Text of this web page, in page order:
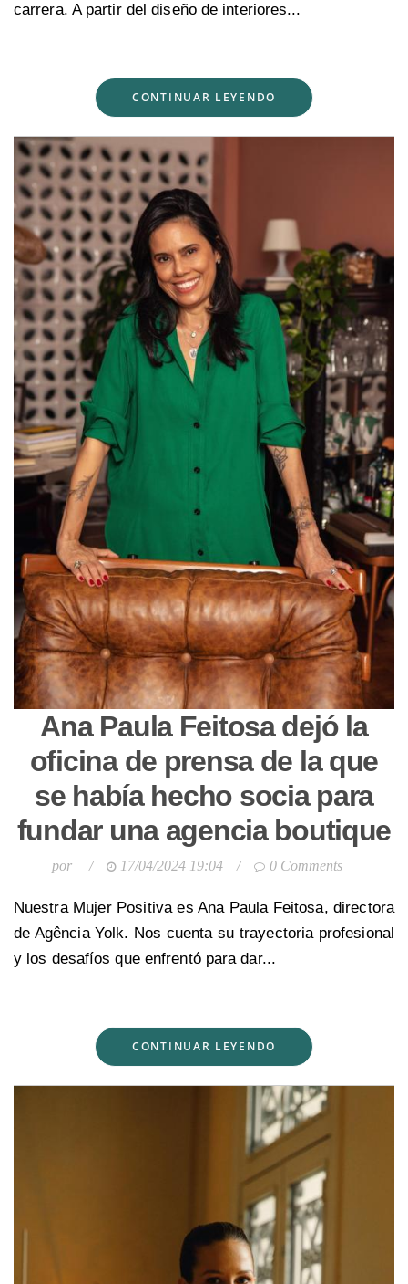
carrera. A partir del diseño de interiores...
CONTINUAR LEYENDO
Ana Paula Feitosa dejó la
oficina de prensa de la que
se había hecho socia para
fundar una agencia boutique
por / 17/04/2024 19:04 / 0 Comments
Nuestra Mujer Positiva es Ana Paula Feitosa, directora
de Agência Yolk. Nos cuenta su trayectoria profesional
y los desafíos que enfrentó para dar...
CONTINUAR LEYENDO